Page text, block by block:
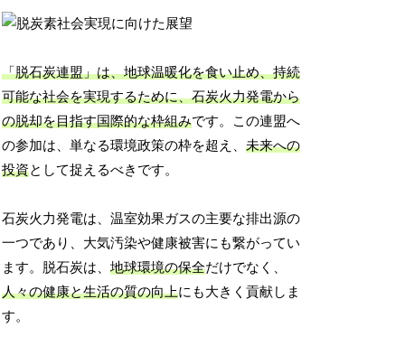
「脱石炭連盟」は、地球温暖化を食い止め、持続
可能な社会を実現するために、石炭火力発電から
の脱却を目指す国際的な枠組みです。この連盟へ
の参加は、単なる環境政策の枠を超え、未来への
投資として捉えるべきです。
石炭火力発電は、温室効果ガスの主要な排出源の
一つであり、大気汚染や健康被害にも繋がってい
ます。脱石炭は、地球環境の保全だけでなく、
人々の健康と生活の質の向上にも大きく貢献しま
す。